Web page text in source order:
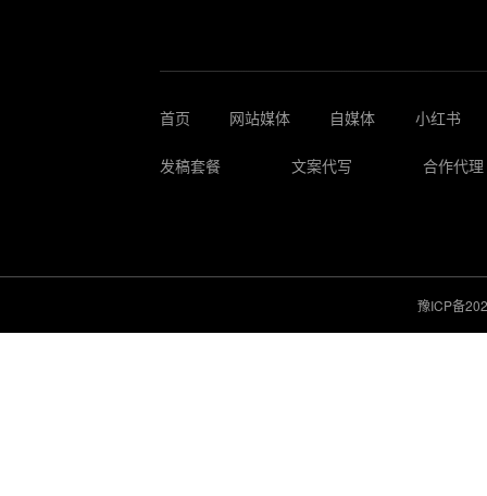
首页 网站媒体 自媒体 小红书
发稿套餐 文案代写 合作代理
豫ICP备